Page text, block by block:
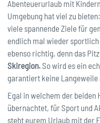
Abenteuerurlaub mit
Umgebung hat viel zu
viele spannende Ziele für
endlich mal wieder
ebenso richtig, denn das
Skiregion. So wird es ein
garantiert keine
Egal in welchem der beiden
übernachtet, für Sport und
steht eurem Urlaub mit der